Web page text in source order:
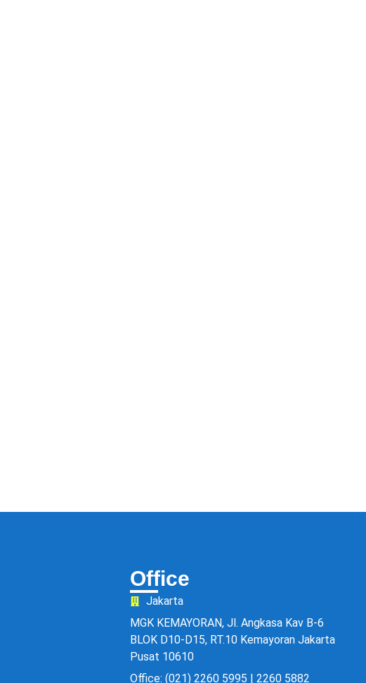
Office
Jakarta
MGK KEMAYORAN, Jl. Angkasa Kav B-6
BLOK D10-D15, RT.10 Kemayoran Jakarta
Pusat 10610
Office: (021) 2260 5995 | 2260 5882